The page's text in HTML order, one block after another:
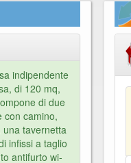
indipendente
di 120 mq,
di due
con camino,
tavernetta
infissi a taglio
antifurto wi-